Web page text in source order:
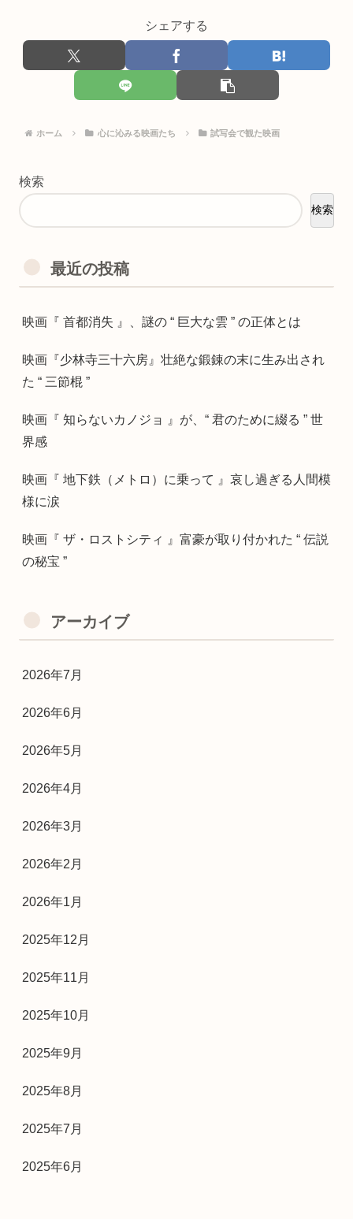
シェアする
ホーム 心に沁みる映画たち 試写会で観た映画
検索
検索
最近の投稿
映画『 首都消失 』、謎の “ 巨大な雲 ” の正体とは
映画『少林寺三十六房』壮絶な鍛錬の末に生み出され
た “ 三節棍 ”
映画『 知らないカノジョ 』が、“ 君のために綴る ” 世
界感
映画『 地下鉄（メトロ）に乗って 』哀し過ぎる人間模
様に涙
映画『 ザ・ロストシティ 』富豪が取り付かれた “ 伝説
の秘宝 ”
アーカイブ
2026年7月
2026年6月
2026年5月
2026年4月
2026年3月
2026年2月
2026年1月
2025年12月
2025年11月
2025年10月
2025年9月
2025年8月
2025年7月
2025年6月